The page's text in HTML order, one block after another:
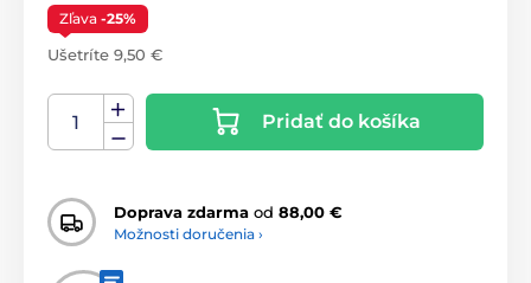
Zľava -25%
Ušetríte 9,50 €
Pridať do košíka
Doprava zdarma od 88,00 €
Možnosti doručenia ›